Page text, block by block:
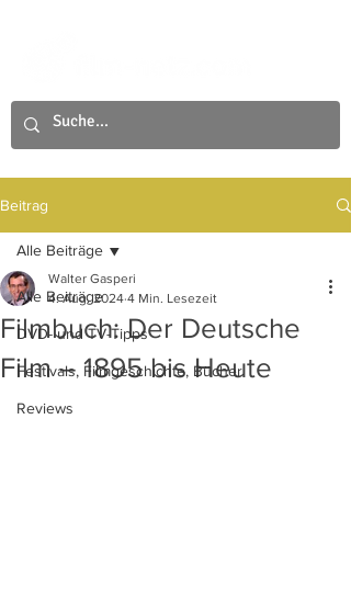
Beitrag
Alle Beiträge
DVD- und TV-Tipps
Festivals, Filmgeschichte, Bücher
Reviews
Alle Beiträge
Filmbuch: Der Deutsche
Film – 1895 bis Heute
Walter Gasperi
4. Aug. 2024 4 Min. Lesezeit